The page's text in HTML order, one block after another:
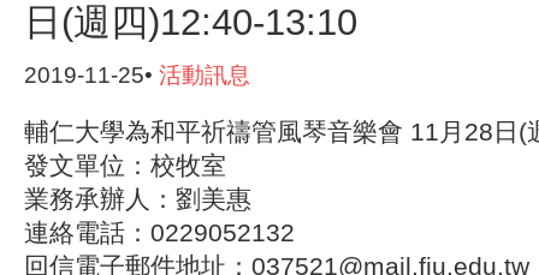
日(週四)12:40-13:10
2019-11-25• 活動訊息
輔仁大學為和平祈禱管風琴音樂會 11月28日(
發文單位：校牧室
業務承辦人：劉美惠
連絡電話：0229052132
回信電子郵件地址： 037521@mail.fju.edu.tw